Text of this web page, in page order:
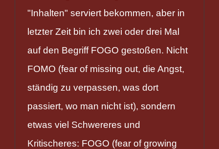
"Inhalten" serviert bekommen, aber in
letzter Zeit bin ich zwei oder drei Mal
auf den Begriff FOGO gestoßen. Nicht
FOMO (fear of missing out, die Angst,
ständig zu verpassen, was dort
passiert, wo man nicht ist), sondern
etwas viel Schwereres und
Kritischeres: FOGO (fear of growing